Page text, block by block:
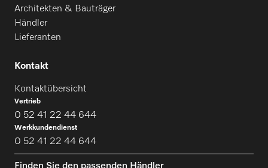
Architekten & Bauträger
Händler
Lieferanten
Kontakt
Kontaktübersicht
Vertrieb
0 52 41 22 44 644
Werkkundendienst
0 52 41 22 44 644
Finden Sie den passenden Händler